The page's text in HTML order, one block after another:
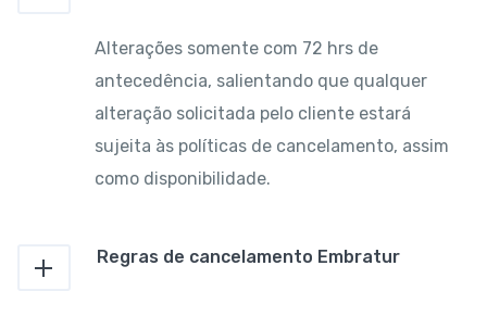
Alterações somente com 72 hrs de
antecedência, salientando que qualquer
alteração solicitada pelo cliente estará
sujeita às políticas de cancelamento, assim
como disponibilidade.
Regras de cancelamento Embratur